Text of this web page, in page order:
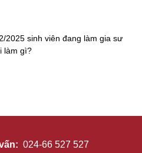
2025 sinh viên đang làm gia sư
làm gì?
024-66 527 527